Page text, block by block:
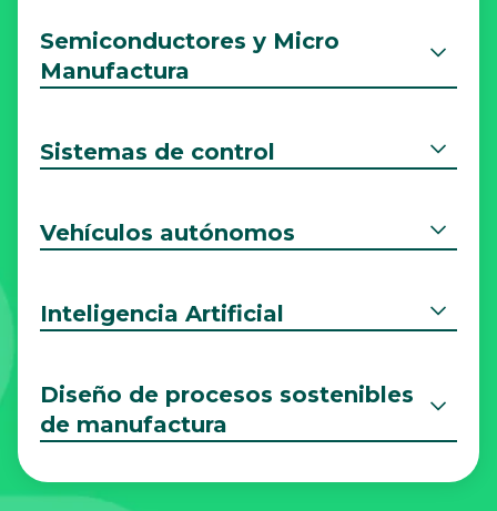
Semiconductores y Micro
Manufactura
Sistemas de control
Vehículos autónomos
Inteligencia Artificial
Diseño de procesos sostenibles
de manufactura